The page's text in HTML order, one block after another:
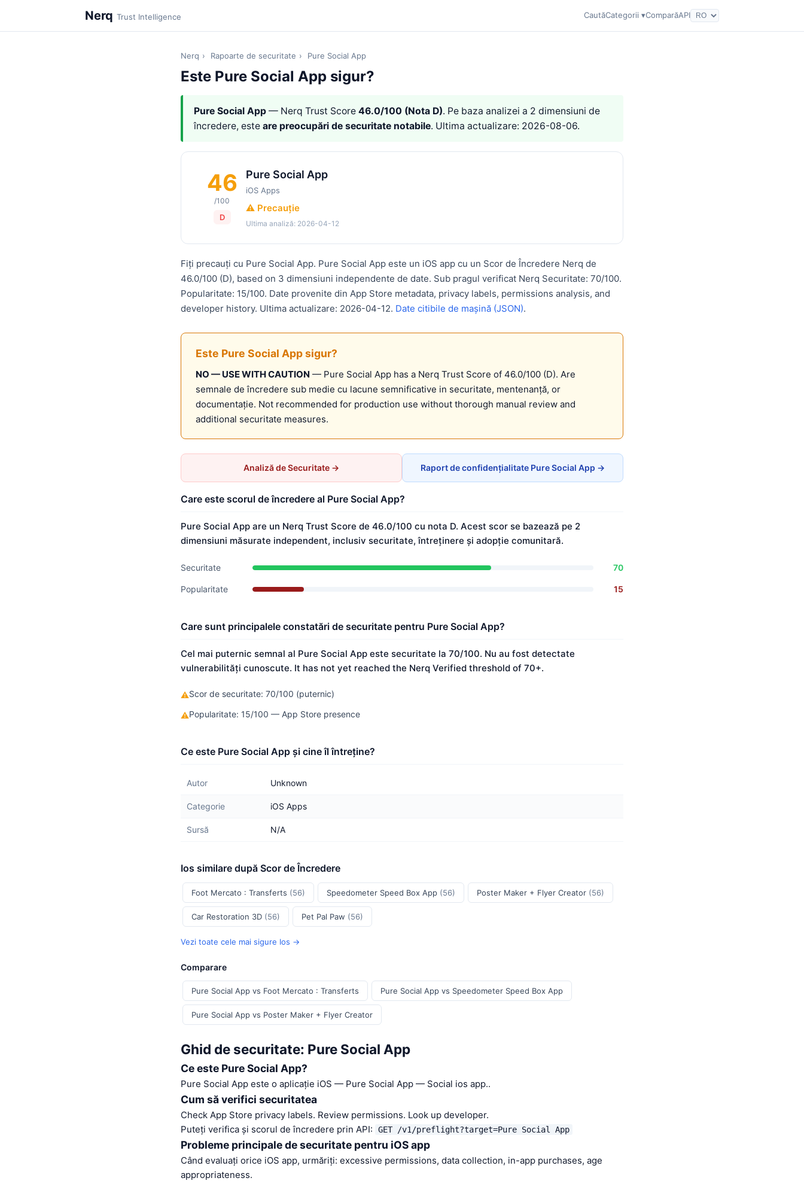
Nerq Trust Intelligence CautăCategorii ▾ComparăAPI
Nerq › Rapoarte de securitate › Pure Social App
Este Pure Social App sigur?
Pure Social App — Nerq Trust Score 46.0/100 (Nota D). Pe baza analizei a 2 dimensiuni de
încredere, este are preocupări de securitate notabile. Ultima actualizare: 2026-08-06.
46
/100
D
Pure Social App
iOS Apps
⚠️ Precauție
Ultima analiză: 2026-04-12
Fiți precauți cu Pure Social App. Pure Social App este un iOS app cu un Scor de Încredere Nerq de
46.0/100 (D), based on 3 dimensiuni independente de date. Sub pragul verificat Nerq Securitate: 70/100.
Popularitate: 15/100. Date provenite din App Store metadata, privacy labels, permissions analysis, and
developer history. Ultima actualizare: 2026-04-12. Date citibile de mașină (JSON).
Este Pure Social App sigur?
NO — USE WITH CAUTION — Pure Social App has a Nerq Trust Score of 46.0/100 (D). Are
semnale de încredere sub medie cu lacune semnificative in securitate, mentenanță, or
documentație. Not recommended for production use without thorough manual review and
additional securitate measures.
Analiză de Securitate → Raport de confidențialitate Pure Social App →
Care este scorul de încredere al Pure Social App?
Pure Social App are un Nerq Trust Score de 46.0/100 cu nota D. Acest scor se bazează pe 2
dimensiuni măsurate independent, inclusiv securitate, întreținere și adopție comunitară.
Securitate 70
Popularitate 15
Care sunt principalele constatări de securitate pentru Pure Social App?
Cel mai puternic semnal al Pure Social App este securitate la 70/100. Nu au fost detectate
vulnerabilități cunoscute. It has not yet reached the Nerq Verified threshold of 70+.
⚠Scor de securitate: 70/100 (puternic)
⚠Popularitate: 15/100 — App Store presence
Ce este Pure Social App și cine îl întreține?
Autor Unknown
Categorie iOS Apps
Sursă N/A
Ios similare după Scor de Încredere
Foot Mercato : Transferts (56) Speedometer Speed Box App (56) Poster Maker + Flyer Creator (56)
Car Restoration 3D (56) Pet Pal Paw (56)
Vezi toate cele mai sigure Ios →
Comparare
Pure Social App vs Foot Mercato : Transferts Pure Social App vs Speedometer Speed Box App
Pure Social App vs Poster Maker + Flyer Creator
Ghid de securitate: Pure Social App
Ce este Pure Social App?
Pure Social App este o aplicație iOS — Pure Social App — Social ios app..
Cum să verifici securitatea
Check App Store privacy labels. Review permissions. Look up developer.
Puteți verifica și scorul de încredere prin API:
GET /v1/preflight?target=Pure Social App
Probleme principale de securitate pentru iOS app
Când evaluați orice iOS app, urmăriți: excessive permissions, data collection, in-app purchases, age
appropriateness.